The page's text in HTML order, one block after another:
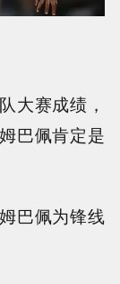
大赛成绩，
巴佩肯定是
巴佩为锋线